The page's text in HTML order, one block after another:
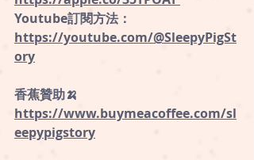
Youtube訂閱方法：
https://youtube.com/@SleepyPigSt
ory
香蕉贊助🍌
https://www.buymeacoffee.com/sl
eepypigstory